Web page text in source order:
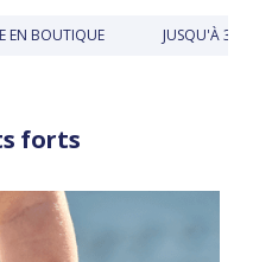
EN BOUTIQUE JUSQU'À 30
forts